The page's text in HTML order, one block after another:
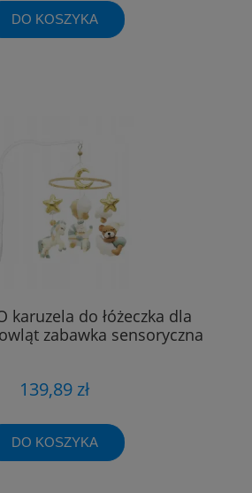
DO KOSZYKA
karuzela do łóżeczka dla
zabawka sensoryczna
139,89 zł
DO KOSZYKA